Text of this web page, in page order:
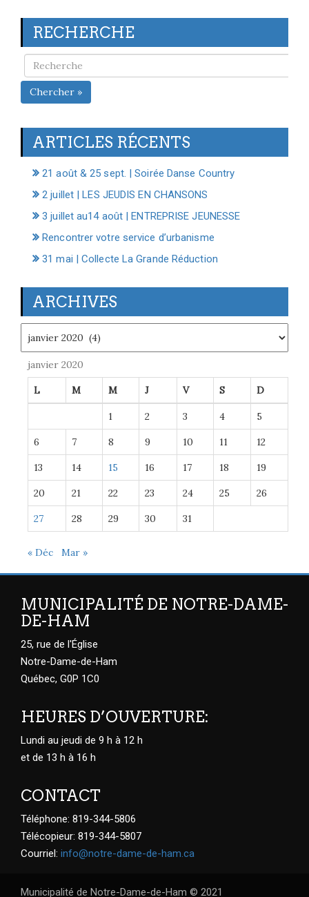
RECHERCHE
Chercher »
ARTICLES RÉCENTS
21 août & 25 sept. | Soirée Danse Country
2 juillet | LES JEUDIS EN CHANSONS
3 juillet au14 août | ENTREPRISE JEUNESSE
Rencontrer votre service d’urbanisme
31 mai | Collecte La Grande Réduction
ARCHIVES
janvier 2020
L M M J V S D
1 2 3 4 5
6 7 8 9 10 11 12
13 14 15 16 17 18 19
20 21 22 23 24 25 26
27 28 29 30 31
« Déc Mar »
MUNICIPALITÉ DE NOTRE-DAME-
DE-HAM
25, rue de l'Église
Notre-Dame-de-Ham
Québec, G0P 1C0
HEURES D’OUVERTURE:
Lundi au jeudi de 9 h à 12 h
et de 13 h à 16 h
CONTACT
Téléphone: 819-344-5806
Télécopieur: 819-344-5807
Courriel: info@notre-dame-de-ham.ca
Municipalité de Notre-Dame-de-Ham © 2021